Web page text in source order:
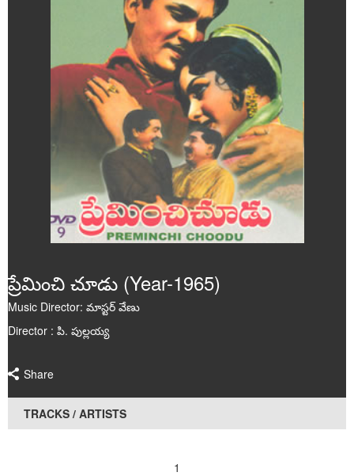
Poems
Articles
Videos
Audios
Events
Gallery
ప్రేమించి చూడు (Year-1965)
Music Director: మాస్టర్ వేణు
Director : పి. పుల్లయ్య
Share
TRACKS / ARTISTS
1